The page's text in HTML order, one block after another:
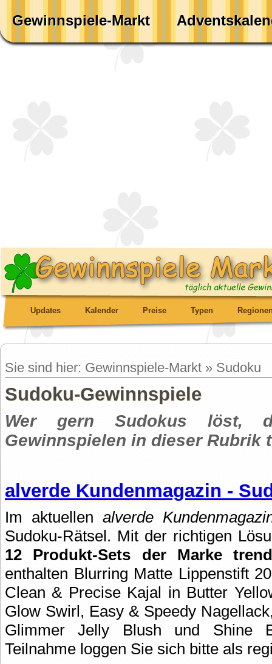
Gewinnspiele-Markt
Updates Kalender Preise Typen
Sie sind hier: Gewinnspiele-Markt » Sudoku
Sudoku-Gewinnspiele
Wer gern Sudokus löst,
Gewinnspielen in dieser Rubrik
alverde Kundenmagazin -
Im aktuellenalverde
Sudoku-Rätsel. Mit der richtigen
12 Produkt-Sets der Marke
enthalten Blurring Matte Lippenstift
Clean & Precise Kajal in Butter
Glow Swirl, Easy & Speedy
Glimmer Jelly Blush und Shine
Teilnahme loggen Sie sich bitte als